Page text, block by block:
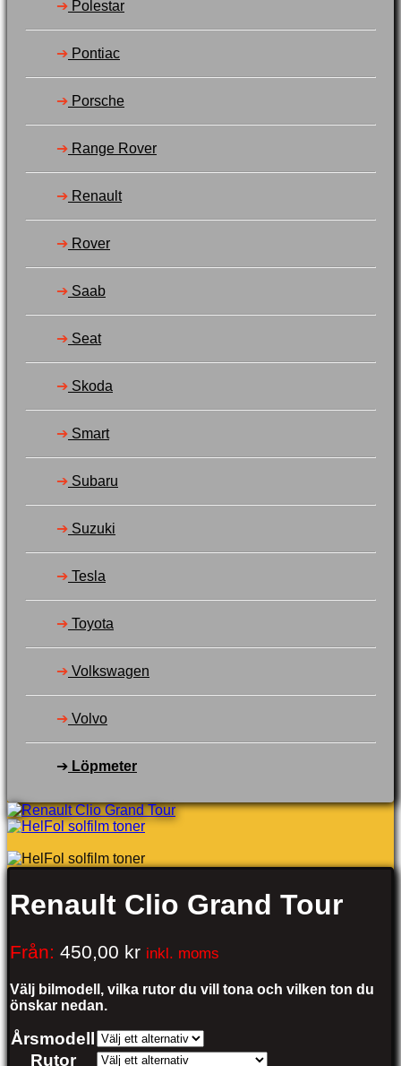
➔ Polestar
➔ Pontiac
➔ Porsche
➔ Range Rover
➔ Renault
➔ Rover
➔ Saab
➔ Seat
➔ Skoda
➔ Smart
➔ Subaru
➔ Suzuki
➔ Tesla
➔ Toyota
➔ Volkswagen
➔ Volvo
➔ Löpmeter
Renault Clio Grand Tour
Från: 450,00 kr inkl. moms
Välj bilmodell, vilka rutor du vill tona och vilken ton du
önskar nedan.
Årsmodell
Rutor